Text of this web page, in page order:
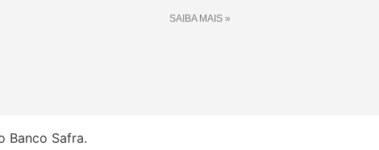
SAIBA MAIS »
Banco Safra.